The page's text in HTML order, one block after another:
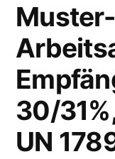
Muster-
30/
UN